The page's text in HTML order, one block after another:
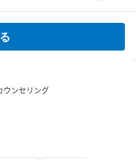
ウンセリング